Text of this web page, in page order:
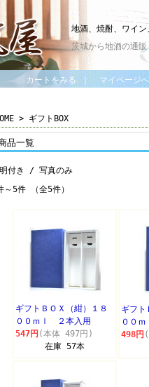
地酒、焼酎、ワイ
茨城から地酒の通販
カートをみる｜ マイページ
> ギフトBOX
品一覧
付き
/ 写真のみ
～5件 （全5件）
ギフトＢＯＸ（紺）１８
００ｍｌ ２本入用
547円 (本体 497円)
在庫 57本
ギフト
００
498円